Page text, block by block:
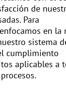
de
Para
en la
sistema
cumplimiento
aplicables a